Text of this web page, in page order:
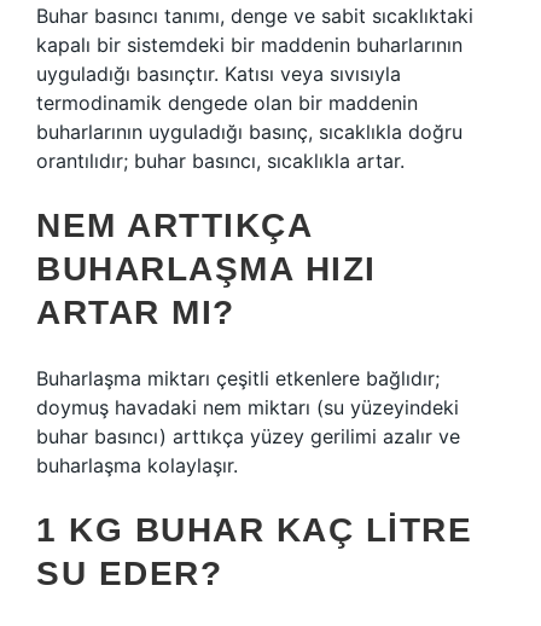
Buhar basıncı tanımı, denge ve sabit sıcaklıktaki
kapalı bir sistemdeki bir maddenin buharlarının
uyguladığı basınçtır. Katısı veya sıvısıyla
termodinamik dengede olan bir maddenin
buharlarının uyguladığı basınç, sıcaklıkla doğru
orantılıdır; buhar basıncı, sıcaklıkla artar.
NEM ARTTIKÇA
BUHARLAŞMA HIZI
ARTAR MI?
Buharlaşma miktarı çeşitli etkenlere bağlıdır;
doymuş havadaki nem miktarı (su yüzeyindeki
buhar basıncı) arttıkça yüzey gerilimi azalır ve
buharlaşma kolaylaşır.
1 KG BUHAR KAÇ LITRE
SU EDER?